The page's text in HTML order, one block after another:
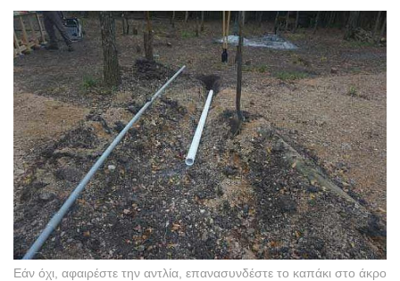
Εάν όχι, αφαιρέστε την αντλία, επανασυνδέστε το καπάκι στο άκρο